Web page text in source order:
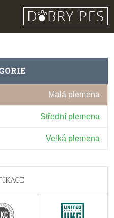
Malá plemena
Střední plemena
Velká plemena